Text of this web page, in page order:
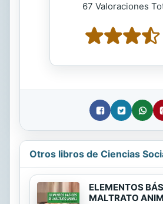
67 Valoraciones
Otros libros de Ciencias
ELEMENTOS
MALTRATO